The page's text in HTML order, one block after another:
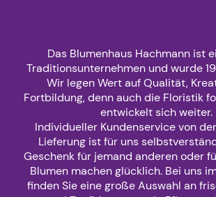
Das Blumenhaus Hachmann ist
Traditionsunternehmen und wurde
Wir legen Wert auf Qualität,
Fortbildung, denn auch die Floristik
entwickelt sich weiter.
Individueller Kundenservice von
Lieferung ist für uns
Geschenk für jemand anderen oder
Blumen machen glücklich. Bei uns
finden Sie eine große Auswahl an